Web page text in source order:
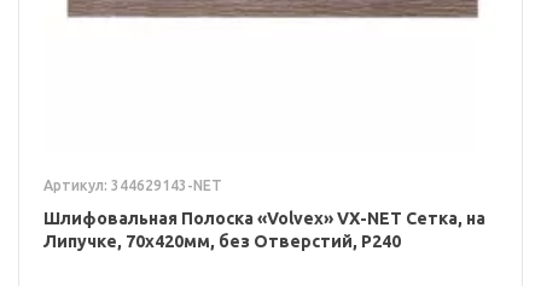
Артикул: 344629143-NET
Шлифовальная Полоска «Volvex» VX-NET Сетка, на
Липучке, 70x420мм, без Отверстий, P240